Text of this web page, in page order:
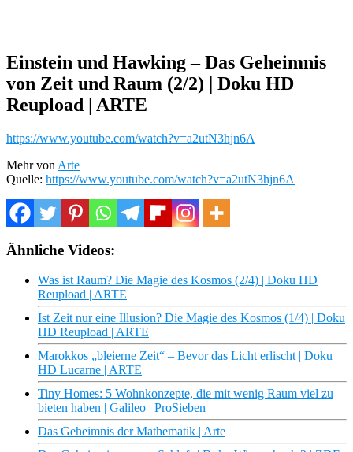
Einstein und Hawking – Das Geheimnis
von Zeit und Raum (2/2) | Doku HD
Reupload | ARTE
https://www.youtube.com/watch?v=a2utN3hjn6A
Mehr von Arte
Quelle: https://www.youtube.com/watch?v=a2utN3hjn6A
Ähnliche Videos:
Was ist Raum? Die Magie des Kosmos (2/4) | Doku HD
Reupload | ARTE
Ist Zeit nur eine Illusion? Die Magie des Kosmos (1/4) | Doku
HD Reupload | ARTE
Marokkos „bleierne Zeit“ – Bevor das Licht erlischt | Doku
HD Lucarne | ARTE
Tiny Homes: 5 Wohnkonzepte, die mit wenig Raum viel zu
bieten haben | Galileo | ProSieben
Das Geheimnis der Mathematik | Arte